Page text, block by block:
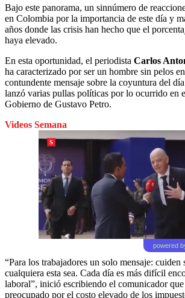
Bajo este panorama, un sinnúmero de
en Colombia por la importancia de este día y
años donde las crisis han hecho que el
haya elevado.
En esta oportunidad, el periodista Carlos
ha caracterizado por ser un hombre sin pelos
contundente mensaje sobre la coyuntura del
lanzó varias pullas políticas por lo ocurrido en
Gobierno de Gustavo Petro.
Videos Semana
powered
“Para los trabajadores un solo mensaje: cuiden
cualquiera esta sea. Cada día es más difícil
laboral”, inició escribiendo el comunicador que
preocupado por el costo elevado de los